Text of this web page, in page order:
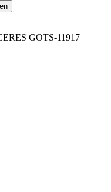
GOTS-11917